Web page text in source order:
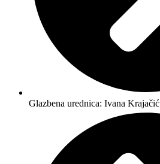
Glazbena urednica: Ivana Krajačić